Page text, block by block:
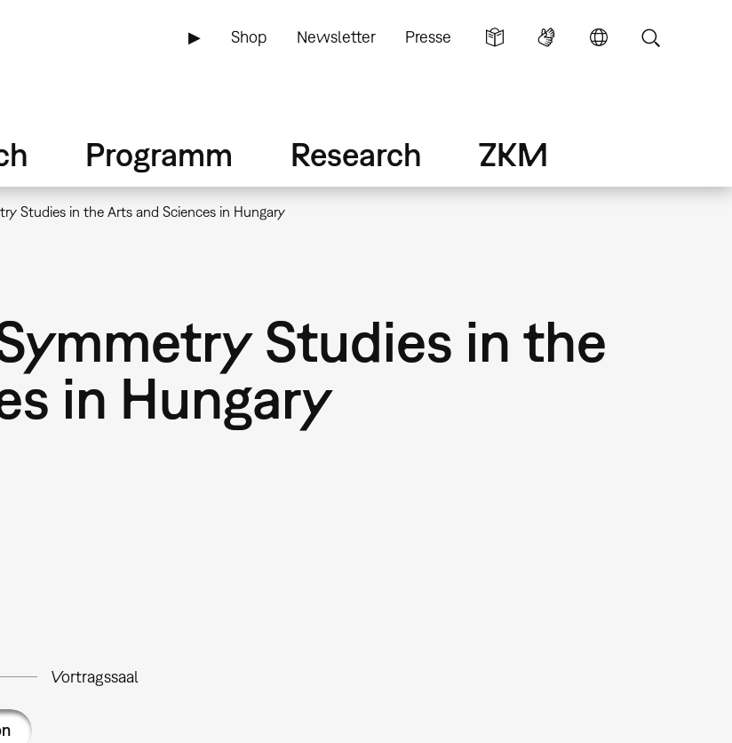
▶ Shop Newsletter Presse
Programm Research ZKM
Studies in the Arts and Sciences in Hungary
Studies in the
in Hungary
Vortragssaal